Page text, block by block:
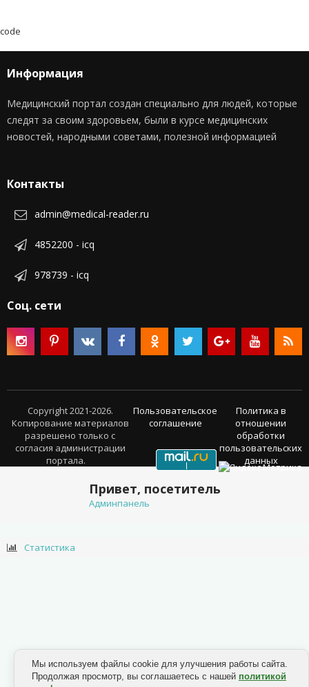
code
Информация
Медицинский портал создан специально для людей, которые
следят за своим здоровьем, были в курсе медицинских
новостей, народными советами, полезной информацией
Контакты
admin@medical-reader.ru
4852200 - icq
978739 - icq
Соц. сети
Copyright 2021-2026.
Копирование материалов
разрешено только с
согласия администрации
портала.
Пользовательское
соглашение
Политика в
отношении
обработки
пользовательских
данных
Привет, посетитель
Админпанель
Статистика
Мы используем файлы cookie для улучшения работы сайта.
Продолжая просмотр, вы соглашаетесь с нашей политикой